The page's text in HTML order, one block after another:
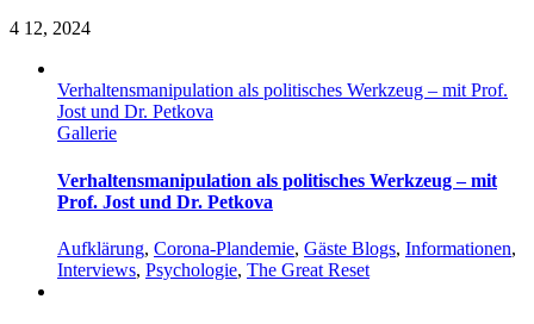
4 12, 2024
Verhaltensmanipulation als politisches Werkzeug – mit Prof.
Jost und Dr. Petkova
Gallerie
Verhaltensmanipulation als politisches Werkzeug – mit
Prof. Jost und Dr. Petkova
Aufklärung, Corona-Plandemie, Gäste Blogs, Informationen,
Interviews, Psychologie, The Great Reset